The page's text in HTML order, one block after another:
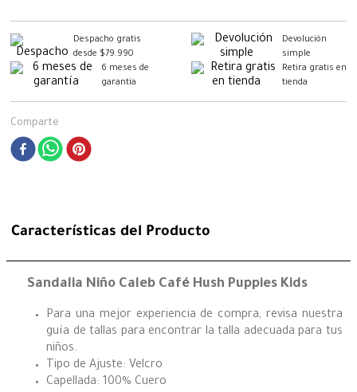
Despacho gratis
desde $79.990
Devolución
simple
6 meses de
garantía
Retira gratis en
tienda
Comparte
Características del Producto
Sandalia Niño Caleb Café Hush Puppies Kids
Para una mejor experiencia de compra, revisa nuestra
guía de tallas para encontrar la talla adecuada para tus
niños.
Tipo de Ajuste: Velcro
Capellada: 100% Cuero